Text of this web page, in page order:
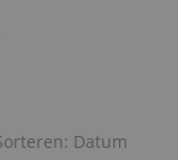
Datum